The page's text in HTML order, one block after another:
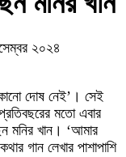
২০২৪
দোষ নেই’। সেই
মতো এবার
মনির খান। ‘আমার
গান লেখার পাশাপাশি